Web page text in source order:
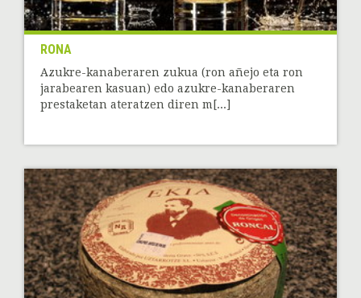
RONA
Azukre-kanaberaren zukua (ron añejo eta ron
jarabearen kasuan) edo azukre-kanaberaren
prestaketan ateratzen diren m[...]